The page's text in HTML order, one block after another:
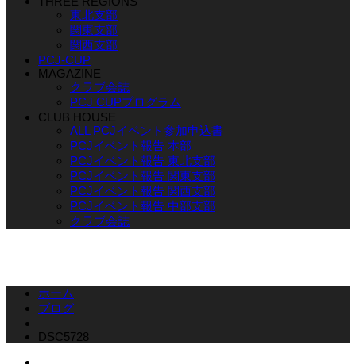
東北支部
関東支部
関西支部
PCJ-CUP
MAGAZINE
クラブ会誌
PCJ CUPプログラム
CLUB HOUSE
ALL PCJイベント参加申込書
PCJイベント報告 本部
PCJイベント報告 東北支部
PCJイベント報告 関東支部
PCJイベント報告 関西支部
PCJイベント報告 中部支部
クラブ会誌
ホーム
ブログ
DSC5728